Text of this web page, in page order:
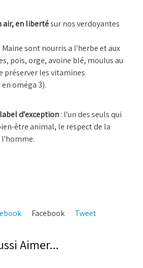
air, en libertésur nos verdoyantes
sont nourris a l'herbe et aux
pois, orge, avoine blé, moulus au
préserver les vitamines
oméga 3).
d'exception: l'un des seuls qui
être animal, le respect de la
l'homme.
Tweet
Facebook
Aimer...